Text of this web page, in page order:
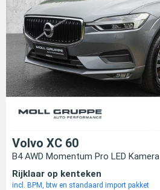
Volvo XC 60
B4 AWD Momentum Pro LED Kamera
Rijklaar op kenteken
incl. BPM, btw en standaard import pakket